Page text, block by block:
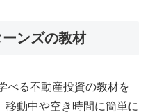
ンズの教材
べる不動産投資の教材を
動中や空き時間に簡単に